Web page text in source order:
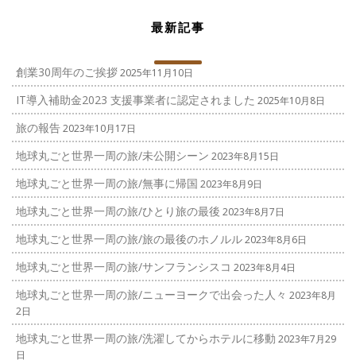
最新記事
創業30周年のご挨拶2025年11月10日
IT導入補助金2023 支援事業者に認定されました 2025年10月8日
旅の報告2023年10月17日
地球丸ごと世界一周の旅/未公開シーン 2023年8月15日
地球丸ごと世界一周の旅/無事に帰国 2023年8月9日
地球丸ごと世界一周の旅/ひとり旅の最後 2023年8月7日
地球丸ごと世界一周の旅/旅の最後のホノルル2023年8月6日
地球丸ごと世界一周の旅/サンフランシスコ 2023年8月4日
地球丸ごと世界一周の旅/ニューヨークで出会った人々 2023年8月
2日
地球丸ごと世界一周の旅/洗濯してからホテルに移動 2023年7月29
日